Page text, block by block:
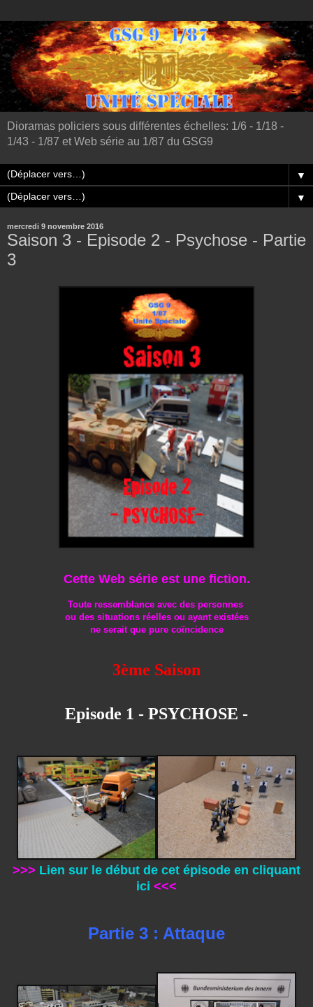
Dioramas policiers sous différentes échelles: 1/6 - 1/18 -
1/43 - 1/87 et Web série au 1/87 du GSG9
▼
▼
mercredi 9 novembre 2016
Saison 3 - Episode 2 - Psychose - Partie
3
Cette Web série est une fiction.
Toute ressemblance avec des personnes
ou des situations réelles ou ayant existées
ne serait que pure coïncidence
3ème Saison
Episode 1 - PSYCHOSE -
>>> Lien sur le début de cet épisode en cliquant
ici <<<
Partie 3 : Attaque